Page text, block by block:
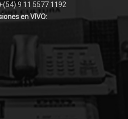
9 11 5577 1192
en VIVO: